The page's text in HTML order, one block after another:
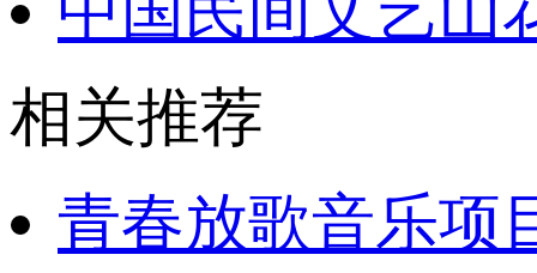
相关推荐
青春放歌音乐项